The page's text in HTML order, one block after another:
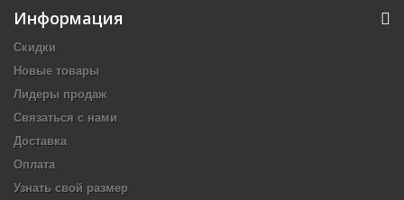
Информация
Скидки
Новые товары
Лидеры продаж
Связаться с нами
Доставка
Оплата
Узнать свой размер